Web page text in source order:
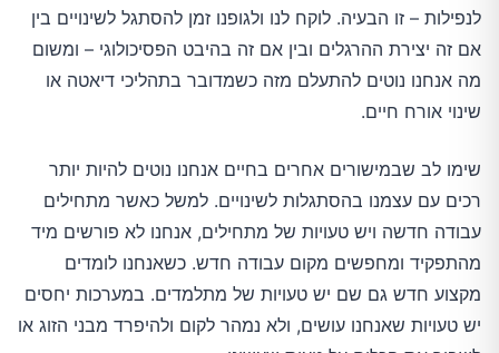
לנפילות – זו הבעיה. לוקח לנו ולגופנו זמן להסתגל לשינויים בין
אם זה יצירת ההרגלים ובין אם זה בהיבט הפסיכולוגי – ומשום
מה אנחנו נוטים להתעלם מזה כשמדובר בתהליכי דיאטה או
שינוי אורח חיים.
שימו לב שבמישורים אחרים בחיים אנחנו נוטים להיות יותר
רכים עם עצמנו בהסתגלות לשינויים. למשל כאשר מתחילים
עבודה חדשה ויש טעויות של מתחילים, אנחנו לא פורשים מיד
מהתפקיד ומחפשים מקום עבודה חדש. כשאנחנו לומדים
מקצוע חדש גם שם יש טעויות של מתלמדים. במערכות יחסים
יש טעויות שאנחנו עושים, ולא נמהר לקום ולהיפרד מבני הזוג או